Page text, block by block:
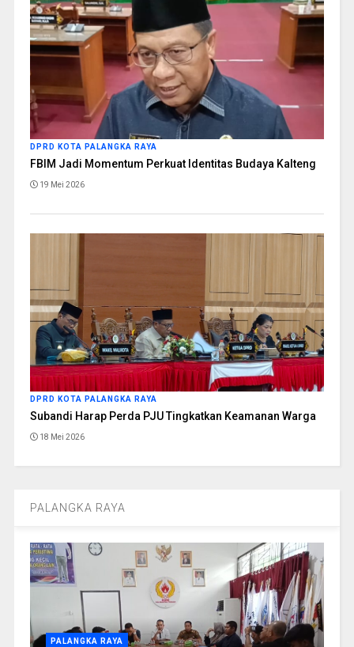
DPRD KOTA PALANGKA RAYA
FBIM Jadi Momentum Perkuat Identitas Budaya Kalteng
19 Mei 2026
DPRD KOTA PALANGKA RAYA
Subandi Harap Perda PJU Tingkatkan Keamanan Warga
18 Mei 2026
PALANGKA RAYA
PALANGKA RAYA